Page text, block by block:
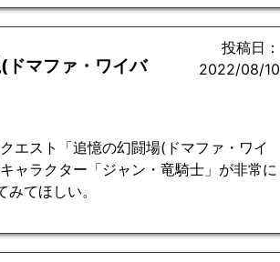
ドマファ・ワイバ
投稿日：
2022/08/10
エスト「追憶の幻闘場(ドマファ・ワイ
ャラクター「ジャン・竜騎士」が非常に
てほしい。